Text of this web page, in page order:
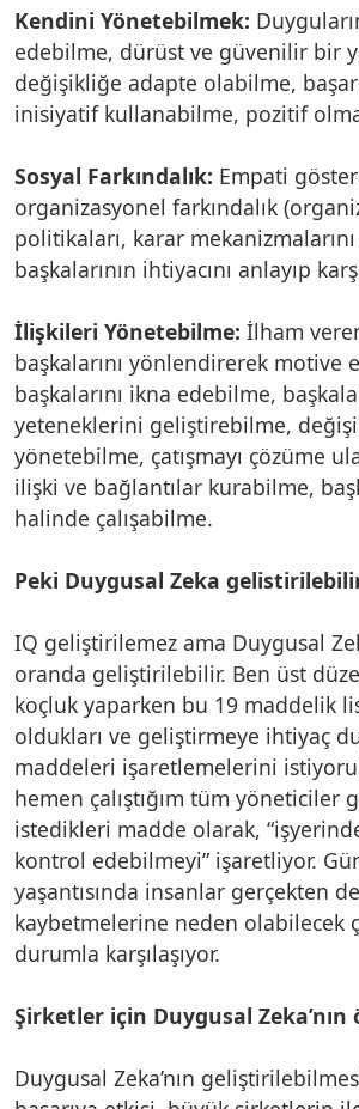
Kendini Yönetebilmek:
edebilme, dürüst ve güvenilir bir
değişikliğe adapte olabilme,
inisiyatif kullanabilme, pozitif
Sosyal Farkındalık: Empati
organizasyonel farkındalık
politikaları, karar
başkalarının ihtiyacını anlayıp
İlişkileri Yönetebilme: İlham
başkalarını yönlendirerek motive
başkalarını ikna edebilme,
yeteneklerini geliştirebilme,
yönetebilme, çatışmayı çözüme
ilişki ve bağlantılar kurabilme,
halinde çalışabilme.
Peki Duygusal Zeka
IQ geliştirilemez ama Duygusal
oranda geliştirilebilir. Ben üst
koçluk yaparken bu 19 maddelik
oldukları ve geliştirmeye ihtiyaç
maddeleri işaretlemelerini
hemen çalıştığım tüm yöneticiler
istedikleri madde olarak,
kontrol edebilmeyi” işaretliyor.
yaşantısında insanlar gerçekten
kaybetmelerine neden olabilecek
durumla karşılaşıyor.
Şirketler için Duygusal Zeka’nın
Duygusal Zeka’nın